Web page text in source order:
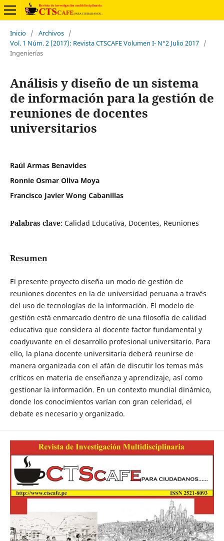
Inicio / Archivos /
Vol. 1 Núm. 2 (2017): Revista CTSCAFE Volumen I- N°2 Julio 2017 /
Ingenierías
Análisis y diseño de un sistema
de información para la gestión de
reuniones de docentes
universitarios
Raúl Armas Benavides
Ronnie Osmar Oliva Moya
Francisco Javier Wong Cabanillas
Palabras clave: Calidad Educativa, Docentes, Reuniones
Resumen
El presente proyecto diseña un modo de gestión de
reuniones docentes en la de universidad peruana a través
del uso de tecnologías de la información. El modelo de
gestión está enmarcado dentro de una filosofía de calidad
educativa que considera al docente factor fundamental y
coadyuvante en el desarrollo profesional universitario. Para
ello, la plana docente universitaria deberá reunirse de
manera organizada con el afán de discutir los temas más
críticos en materia de enseñanza y aprendizaje, así como
gestionar la información. En un contexto mundial dinámico,
donde los conocimientos varían con gran celeridad, el
debate es necesario y organizado.